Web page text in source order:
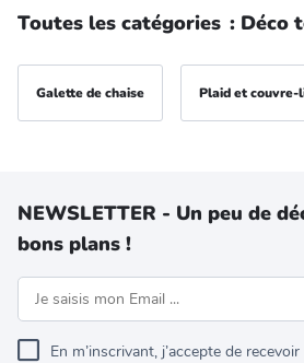
Toutes les catégories : Déco
Galette de chaise Plaid et couvre-
NEWSLETTER - Un peu de
bons plans !
En m’inscrivant, j’accepte de